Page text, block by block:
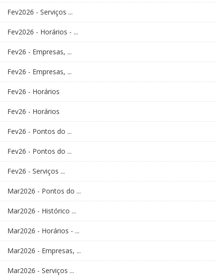
Fev2026 - Serviços ...
Fev2026 - Horários - ...
Fev26 - Empresas, ...
Fev26 - Empresas, ...
Fev26 - Horários
Fev26 - Horários
Fev26 - Pontos do ...
Fev26 - Pontos do ...
Fev26 - Serviços ...
Mar2026 - Pontos do ...
Mar2026 - Histórico ...
Mar2026 - Horários - ...
Mar2026 - Empresas, ...
Mar2026 - Serviços ...